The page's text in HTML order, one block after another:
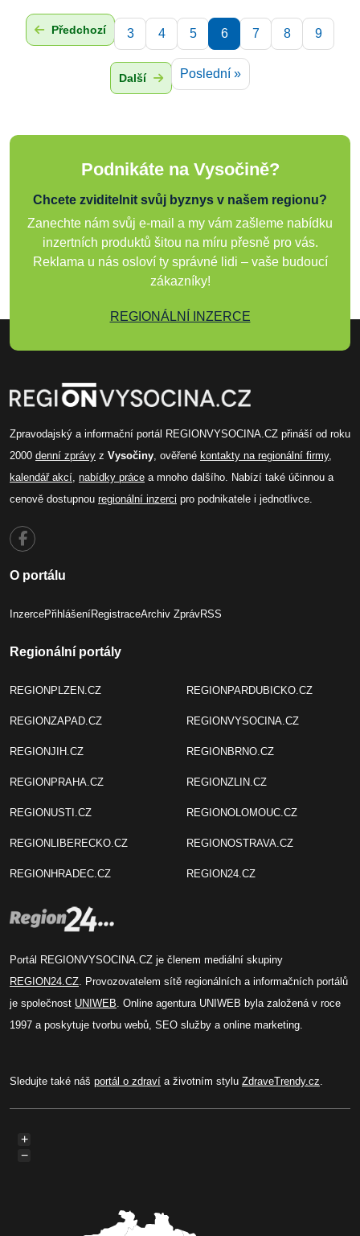
Předchozí 3 4 5 6 7 8 9
Další Poslední »
Podnikáte na Vysočině?
Chcete zviditelnit svůj byznys v našem regionu?
Zanechte nám svůj e-mail a my vám zašleme nabídku
inzertních produktů šitou na míru přesně pro vás.
Reklama u nás osloví ty správné lidi – vaše budoucí
zákazníky!
REGIONÁLNÍ INZERCE
Zpravodajský a informační portál REGIONVYSOCINA.CZ přináší od roku
2000 denní zprávy z Vysočiny , ověřené kontakty na regionální firmy,
kalendář akcí nabídky práce a mnoho dalšího. Nabízí také účinnou a
cenově dostupnou regionální inzerci pro podnikatele i jednotlivce.
O portálu
InzercePřihlášeníRegistraceArchiv ZprávRSS
Regionální portály
REGIONPLZEN.CZ
REGIONZAPAD.CZ
REGIONJIH.CZ
REGIONPRAHA.CZ
REGIONUSTI.CZ
REGIONLIBERECKO.CZ
REGIONHRADEC.CZ
REGIONPARDUBICKO.CZ
REGIONVYSOCINA.CZ
REGIONBRNO.CZ
REGIONZLIN.CZ
REGIONOLOMOUC.CZ
REGIONOSTRAVA.CZ
REGION24.CZ
Portál REGIONVYSOCINA.CZ je členem mediální skupiny
REGION24.CZ . Provozovatelem sítě regionálních a informačních portálů
je společnost UNIWEB . Online agentura UNIWEB byla založená v roce
1997 a poskytuje tvorbu webů, SEO služby a online marketing.
Sledujte také náš portál o zdraví a životním stylu ZdraveTrendy.cz
+
−